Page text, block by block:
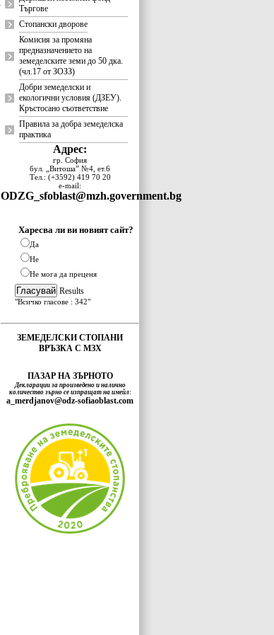
Търгове
Стопански дворове
Комисия за промяна
предназначението на
земеделските земи до 50 дка.
(чл.17 от ЗОЗЗ)
Добри земеделски и
екологични условия (ДЗЕУ).
Кръстосано съответствие
Правила за добра земеделска
практика
Адрес:
гр. София
бул. „Витоша” №4, ет.6
Тел.: (+3592) 419 70 20
e-mail:
ODZG_sfoblast@mzh.government.bg
Харесва ли ви новият сайт?
Да
Не
Не мога да преценя
Results
"Всичко гласове : 342"
ЗЕМЕДЕЛСКИ СТОПАНИ
ВРЪЗКА С МЗХ
ПАЗАР НА ЗЪРНОТО
Декларации за произведено и налично
количество зърно се изпращат на имейл:
a_merdjanov@odz-sofiaoblast.com